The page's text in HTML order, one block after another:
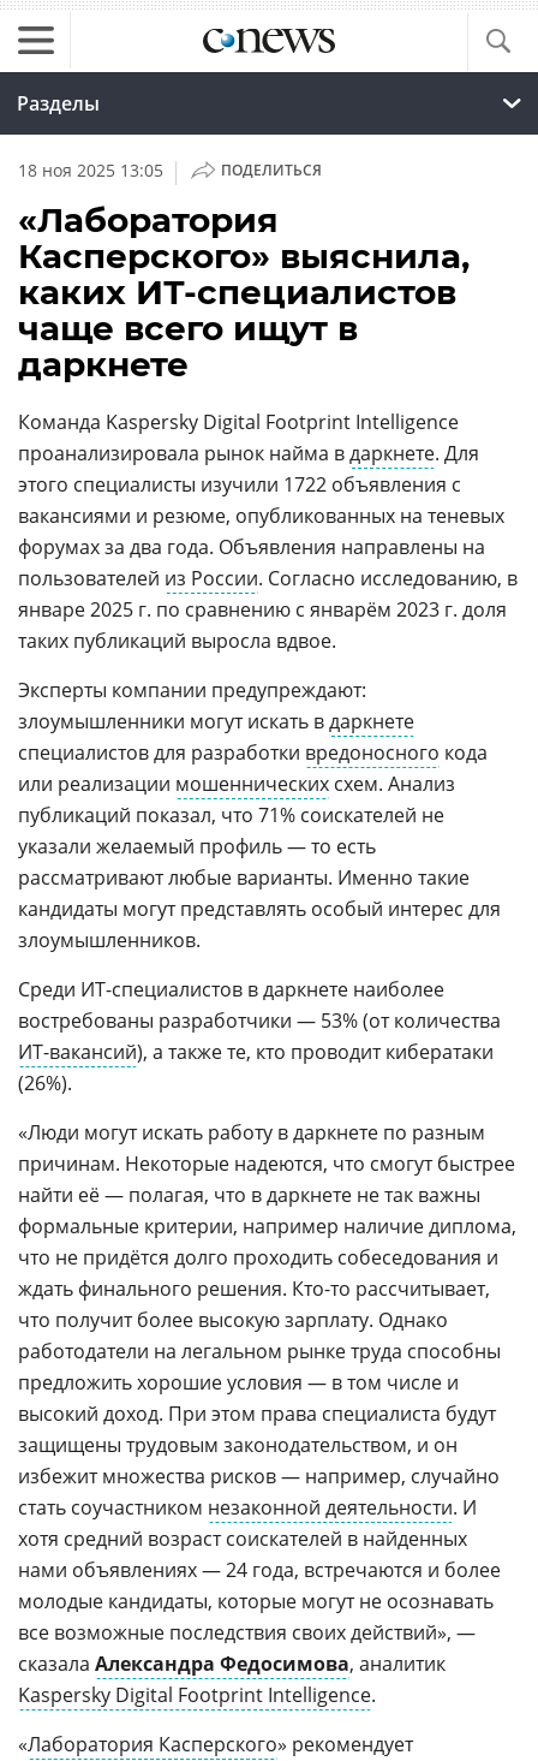
Разделы
18 ноя 2025 13:05 | ПОДЕЛИТЬСЯ
«Лаборатория
Касперского» выяснила,
каких ИТ-специалистов
чаще всего ищут в
даркнете
Команда Kaspersky Digital Footprint Intelligence
проанализировала рынок найма вдаркнете. Для
этого специалисты изучили 1722 объявления с
вакансиями и резюме, опубликованных на теневых
форумах за два года. Объявления направлены на
пользователей из России. Согласно исследованию, в
январе 2025 г. по сравнению с январём 2023 г. доля
таких публикаций выросла вдвое.
Эксперты компании предупреждают:
злоумышленники могут искать вдаркнете
специалистов для разработки вредоносного кода
или реализации мошеннических схем. Анализ
публикаций показал, что 71% соискателей не
указали желаемый профиль — то есть
рассматривают любые варианты. Именно такие
кандидаты могут представлять особый интерес для
злоумышленников.
Среди ИТ-специалистов в даркнете наиболее
востребованы разработчики — 53% (от количества
ИТ-вакансий), а также те, кто проводит кибератаки
(26%).
«Люди могут искать работу в даркнете по разным
причинам. Некоторые надеются, что смогут быстрее
найти её — полагая, что в даркнете не так важны
формальные критерии, например наличие диплома,
что не придётся долго проходить собеседования и
ждать финального решения. Кто-то рассчитывает,
что получит более высокую зарплату. Однако
работодатели на легальном рынке труда способны
предложить хорошие условия — в том числе и
высокий доход. При этом права специалиста будут
защищены трудовым законодательством, и он
избежит множества рисков — например, случайно
стать соучастником незаконной деятельности. И
хотя средний возраст соискателей в найденных
нами объявлениях — 24 года, встречаются и более
молодые кандидаты, которые могут не осознавать
все возможные последствия своих действий», —
сказала Александра Федосимова, аналитик
Kaspersky Digital Footprint Intelligence.
«Лаборатория Касперского» рекомендует